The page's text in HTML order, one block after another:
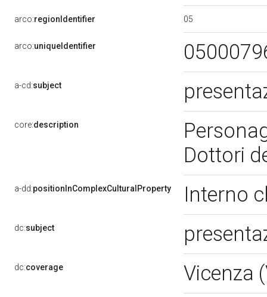
arco:regionIdentifier 05
arco:uniqueIdentifier
a-cd:subject
core:description
Dottori
a-dd:positionInComplexCulturalProperty Interno
dc:subject
dc:coverage Vicenza